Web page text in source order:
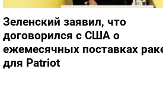
Зеленский заявил, что
договорился с США о
ежемесячных поставках
для Patriot